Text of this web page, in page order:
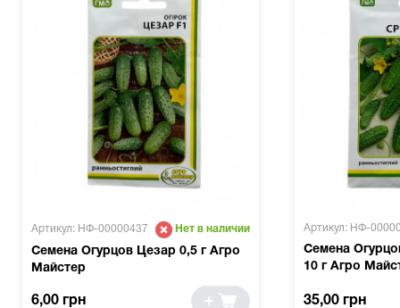
Артикул: НФ-00000437 Нет в наличии
Семена Огурцов Цезар 0,5 г Агро
Майстер
6,00 грн
Артикул: НФ-
Семена
10 г Агро
35,00 грн